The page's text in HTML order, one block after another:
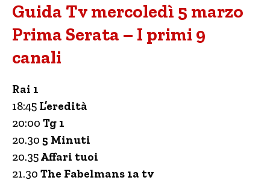
Guida Tv mercoledì 5 marzo
Prima Serata – I primi 9
canali
Rai 1
18:45 L’eredità
20:00 Tg 1
20.30 5 Minuti
20.35Affari tuoi
21.30 The Fabelmans 1a tv